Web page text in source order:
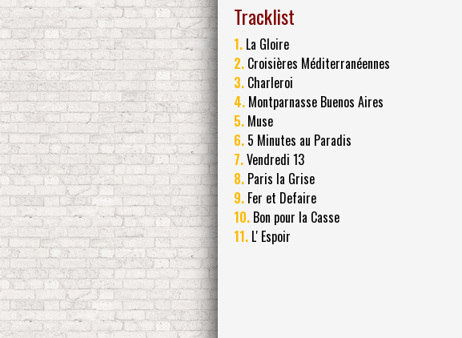
Tracklist
1. La Gloire
2. Croisières Méditerranéennes
3. Charleroi
4. Montparnasse Buenos Aires
5. Muse
6. 5 Minutes au Paradis
7.Vendredi 13
8. Paris la Grise
9. Fer et Defaire
10. Bon pour la Casse
11. L' Espoir